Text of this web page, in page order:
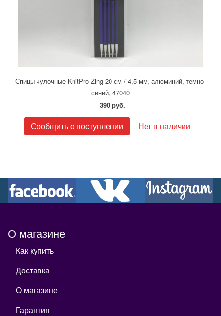
Спицы чулочные KnitPro Zing 20 см / 4,5 мм, алюминий, темно-
синий, 47040
390 руб.
Сообщить о поступлении Нет в наличии
О магазине
Как купить
Доставка
О магазине
Гарантия